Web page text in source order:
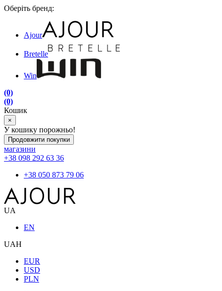
Оберіть бренд:
Ajour
Bretelle
Win
(0)
(0)
Кошик
×
У кошику порожньо!
Продовжити покупки
магазини
+38 098 292 63 36
+38 050 873 79 06
UA
EN
UAH
EUR
USD
PLN